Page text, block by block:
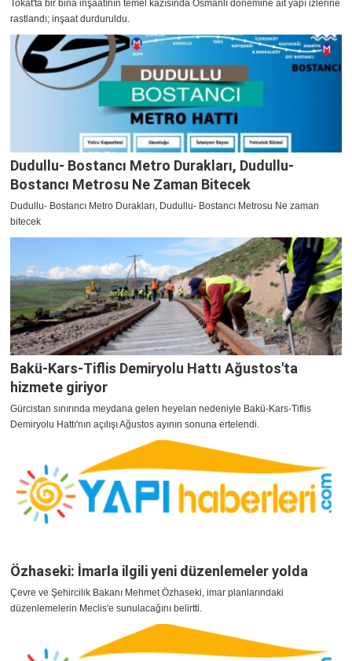
Tokat'ta bir bina inşaatının temel kazısında Osmanlı dönemine ait yapı izlerine
rastlandı; inşaat durduruldu.
Dudullu- Bostancı Metro Durakları, Dudullu-
Bostancı Metrosu Ne Zaman Bitecek
Dudullu- Bostancı Metro Durakları, Dudullu- Bostancı Metrosu Ne zaman
bitecek
Bakü-Kars-Tiflis Demiryolu Hattı Ağustos'ta
hizmete giriyor
Gürcistan sınırında meydana gelen heyelan nedeniyle Bakü-Kars-Tiflis
Demiryolu Hattı'nın açılışı Ağustos ayının sonuna ertelendi.
Özhaseki: İmarla ilgili yeni düzenlemeler yolda
Çevre ve Şehircilik Bakanı Mehmet Özhaseki, imar planlarındaki
düzenlemelerin Meclis'e sunulacağını belirtti.